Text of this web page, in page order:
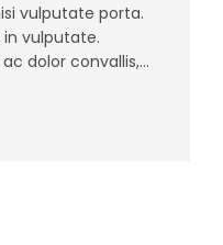
vulputate porta.
vulputate.
dolor convallis,…